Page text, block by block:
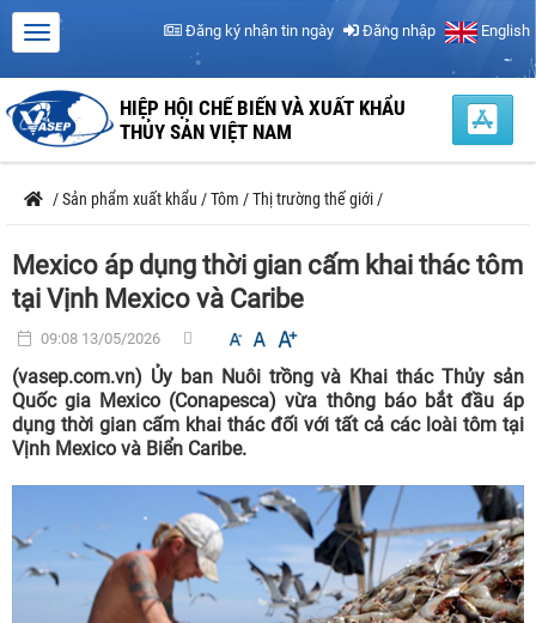
Đăng ký nhận tin ngày Đăng nhập English
HIỆP HỘI CHẾ BIẾN VÀ XUẤT KHẨU
THỦY SẢN VIỆT NAM
/Sản phẩm xuất khẩu /Tôm /Thị trường thế giới /
Mexico áp dụng thời gian cấm khai thác tôm
tại Vịnh Mexico và Caribe
09:08 13/05/2026
(vasep.com.vn) Ủy ban Nuôi trồng và Khai thác Thủy sản
Quốc gia Mexico (Conapesca) vừa thông báo bắt đầu áp
dụng thời gian cấm khai thác đối với tất cả các loài tôm tại
Vịnh Mexico và Biển Caribe.